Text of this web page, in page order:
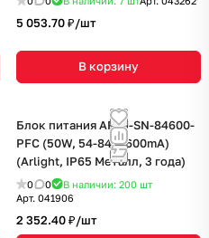
5 053.70 ₽/шт
В корзину
Блок питания ARPJ-SN-84600-
PFC (50W, 54-84V, 600mA)
(Arlight, IP65 Металл, 3 года)
0 0 В наличии: 200 шт
Арт. 041906
2 352.40 ₽/шт